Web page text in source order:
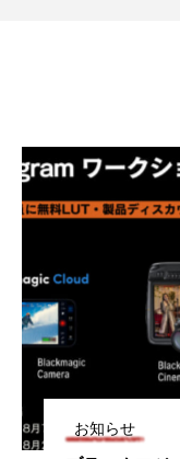
お知らせ